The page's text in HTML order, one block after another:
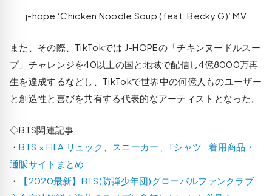
j-hope ‘Chicken Noodle Soup (feat. Becky G)’ MV
また、その際、TikTokでは J-HOPEの「チキンヌードルスー
プ」チャレンジを40以上の国と地域で配信し4億8000万再
生を達成するなどし、TikTokで世界中の何億人ものユーザー
と創造性と喜びを共有する代表的なアーティストとなった。
◇BTS関連記事
・BTS × FILA リュック、スニーカー、Tシャツ…着用商品・
通販サイトまとめ
・
【2020最新】BTS(防弾少年団)グローバルファンクラブ